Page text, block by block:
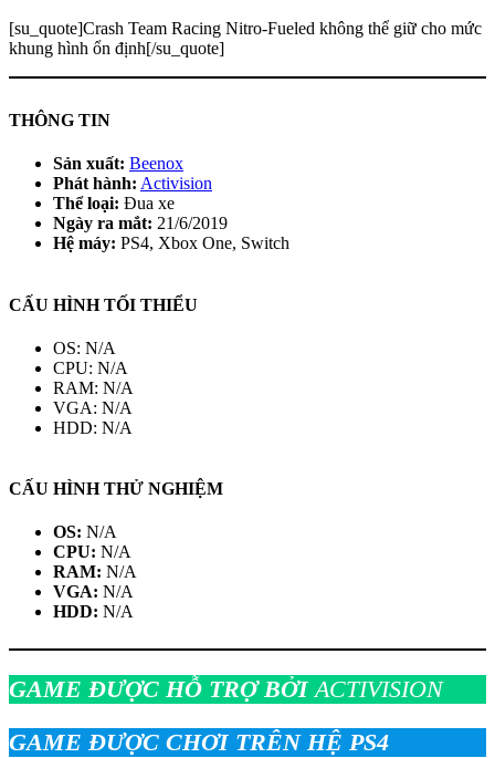
[su_quote]Crash Team Racing Nitro-Fueled không thể giữ cho mức
khung hình ổn định[/su_quote]
THÔNG TIN
Sản xuất: Beenox
Phát hành: Activision
Thể loại: Đua xe
Ngày ra mắt: 21/6/2019
Hệ máy: PS4, Xbox One, Switch
CẤU HÌNH TỐI THIỂU
OS: N/A
CPU: N/A
RAM: N/A
VGA: N/A
HDD: N/A
CẤU HÌNH THỬ NGHIỆM
OS: N/A
CPU: N/A
RAM: N/A
VGA: N/A
HDD: N/A
GAME ĐƯỢC HỖ TRỢ BỞI ACTIVISION
GAME ĐƯỢC CHƠI TRÊN HỆ PS4